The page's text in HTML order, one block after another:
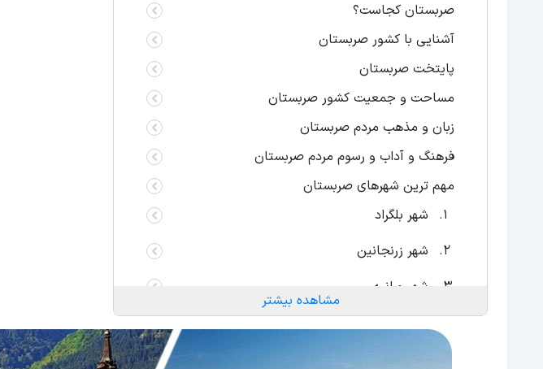
صربستان کجاست؟
آشنایی با کشور صربستان
پایتخت صربستان
مساحت و جمعیت کشور صربستان
زبان و مذهب مردم صربستان
فرهنگ و آداب و رسوم مردم صربستان
مهم ترین شهرهای صربستان
شهر بلگراد
شهر زرنجانین
شهر ورانیه
شهر سوبتیتسا
مشاهده بیشتر